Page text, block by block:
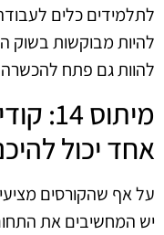
לתלמידים כלים
להיות מבוקשות בשוק
להוות גם פתח להכשרה
מיתוס
אחד יכול
על אף שהקורסים
יש המחשיבים את